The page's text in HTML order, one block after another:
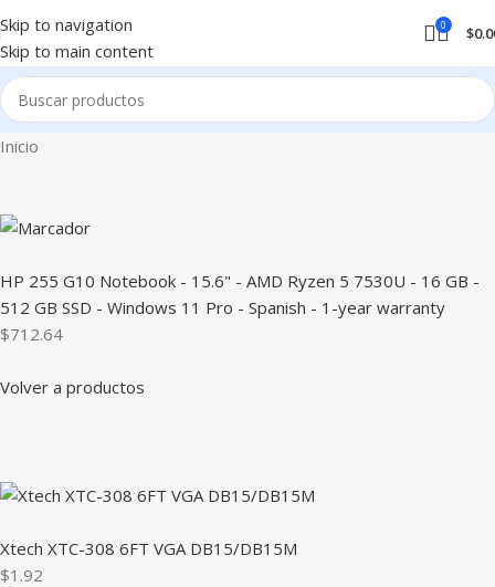
Skip to navigation
Skip to main content
0 $
Inicio
HP 255 G10 Notebook - 15.6" - AMD Ryzen 5 7530U - 16 GB -
512 GB SSD - Windows 11 Pro - Spanish - 1-year warranty
$712.64
Volver a productos
Xtech XTC-308 6FT VGA DB15/DB15M
$1.92